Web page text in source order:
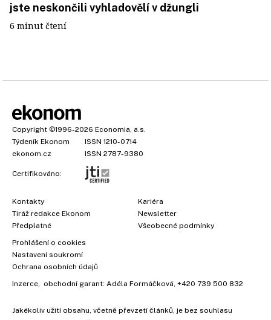
jste neskončili vyhladovělí v džungli
6 minut čtení
Copyright ©1996-2026 Economia, a.s.
Týdeník Ekonom
ISSN 1210-0714
ekonom.cz
ISSN 2787-9380
Certifikováno:
Kontakty
Tiráž redakce Ekonom
Předplatné
Kariéra
Newsletter
Všeobecné podmínky
Prohlášení o cookies
Nastavení soukromí
Ochrana osobních údajů
Inzerce , obchodní garant: Adéla Formáčková +420 739 500 832
Jakékoliv užití obsahu, včetně převzetí článků, je bez souhlasu